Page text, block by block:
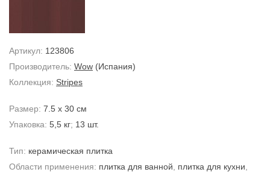
Артикул: 123806
Производитель: Wow (Испания)
Коллекция: Stripes
Размер: 7.5 x 30 см
Упаковка: 5,5 кг; 13 шт.
Тип: керамическая плитка
Области применения: плитка для ванной плитка для кухни